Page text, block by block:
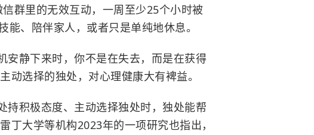
群里的无效互动，一周至少25个小时被
能、陪伴家人，或者只是单纯地休息。
安静下来时，你不是在失去，而是在获得
动选择的独处，对心理健康大有裨益。
持积极态度、主动选择独处时，独处能帮
丁大学等机构2023年的一项研究也指出，